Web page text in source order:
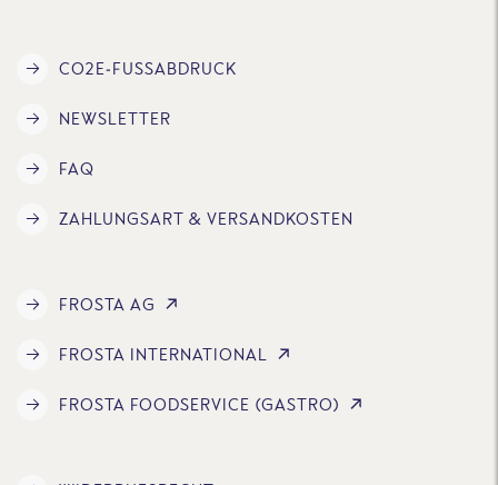
CO2E-FUSSABDRUCK
NEWSLETTER
FAQ
ZAHLUNGSART & VERSANDKOSTEN
FROSTA AG
FROSTA INTERNATIONAL
FROSTA FOODSERVICE (GASTRO)